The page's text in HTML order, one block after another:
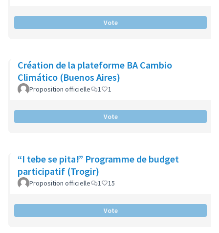
Vote
Création de la plateforme BA Cambio
Climático (Buenos Aires)
Proposition officielle 1 1
Vote
“I tebe se pita!” Programme de budget
participatif (Trogir)
Proposition officielle 1 15
Vote